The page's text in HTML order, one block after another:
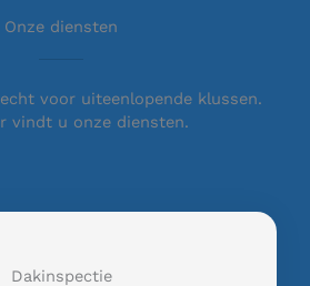
Onze diensten
voor uiteenlopende klussen.
vindt u onze diensten.
Dakinspectie